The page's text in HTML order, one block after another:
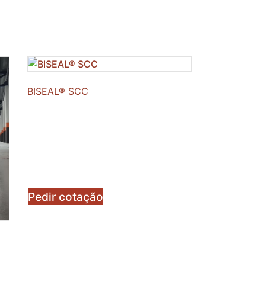
BISEAL® SCC
Pedir cotação